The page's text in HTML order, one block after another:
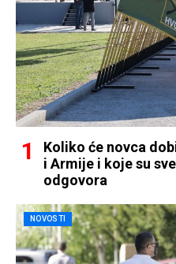
Koliko će novca
i Armije i koje su
odgovora
NOVOSTI